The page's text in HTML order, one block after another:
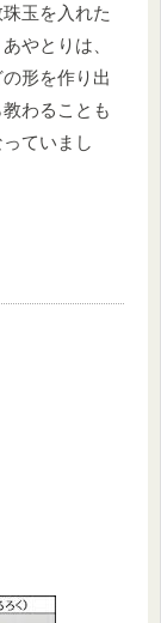
玉を入れた
やとりは、
形を作り出
わることも
ていまし